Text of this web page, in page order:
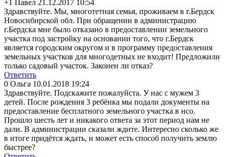
+1 Павел 21.12.2017 10:54
Здравствуйте. Мы, многотетная семья, проживаем в г.Бердск
Новосибирской обл. При обращении в администрацию
г.Бердска мне было отказано в предоставлении земельного
участка под застройку на основании того, что г.Бердск
является городским округом и в программу предоставления
земельных участков для многодетных не входит! Предложили
только садовый участок. Законен ли отказ?
Ответить
0 Ольга 10.01.2018 19:24
Здравствуйте. Подскажите пожалуйста. У нас с мужем 3
детей. После рождения 3 ребёнка мы подали документы на
предоставление бесплатного земельного участка в нсо.
Прошло шесть лет и никакого ответа за этот период нам не
дали. В администрации сказали ждите. Интересно сколько же
в итоге придётся ждать, и может есть способ получить землю
быстрее?